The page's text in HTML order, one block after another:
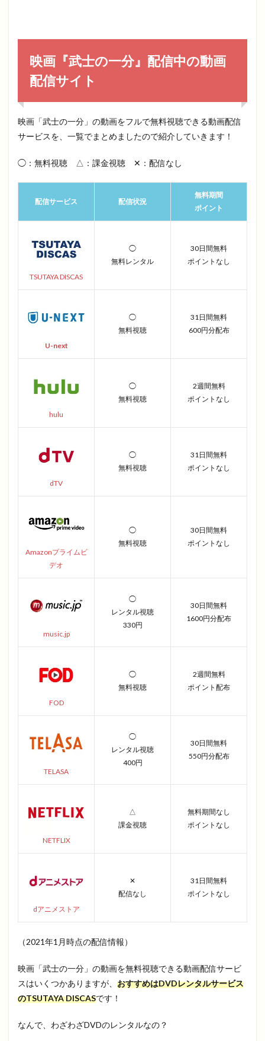
映画『武士の一分』配信中の動画
配信サイト
映画「武士の一分」の動画をフルで無料視聴できる動画配信
サービスを、一覧でまとめましたので紹介していきます！
◯：無料視聴 △：課金視聴 ✕：配信なし
配信サービス 配信状況
無料期間
ポイント
TSUTAYA DISCAS
◯
無料レンタル
30日間無料
ポイントなし
U-next
◯
無料視聴
31日間無料
600円分配布
hulu
◯
無料視聴
2週間無料
ポイントなし
dTV
◯
無料視聴
31日間無料
ポイントなし
Amazonプライムビ
デオ
◯
無料視聴
30日間無料
ポイントなし
music.jp
◯
レンタル視聴
330円
30日間無料
1600円分配布
FOD
◯
無料視聴
2週間無料
ポイント配布
TELASA
◯
レンタル視聴
400円
30日間無料
550円分配布
NETFLIX
△
課金視聴
無料期間なし
ポイントなし
dアニメストア
✕
配信なし
31日間無料
ポイントなし
（2021年1月時点の配信情報）
映画「武士の一分」の動画を無料視聴できる動画配信サービ
スはいくつかありますが、 おすすめはDVDレンタルサービス
のTSUTAYA DISCASです！
なんで、わざわざDVDのレンタルなの？